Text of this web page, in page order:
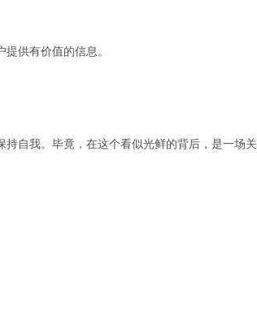
供有价值的信息。
自我。毕竟，在这个看似光鲜的背后，是一场关